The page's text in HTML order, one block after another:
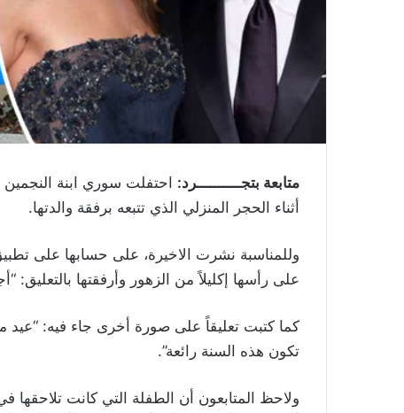
متابعة بتجــــــــــرد:
أثناء الحجر المنزلي الذي تتبعه برفقة والدتها.
وللمناسبة نشرت الاخيرة، على حسابها على
على رأسها إكليلاً من الزهور وأرفقتها بالتعليق:
كما كتبت تعليقاً على صورة أخرى جاء فيه: “عيد
تكون هذه السنة رائعة”.
ولاحظ المتابعون أن الطفلة التي كانت